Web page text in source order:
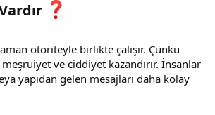
otoriteyle birlikte çalışır. Çünkü
ve ciddiyet kazandırır. İnsanlar
yapıdan gelen mesajları daha kolay